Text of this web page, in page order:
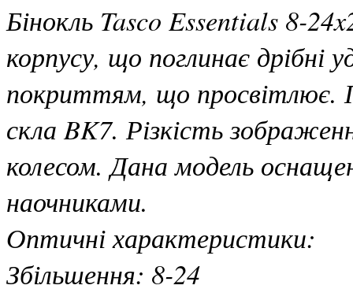
Бінокль Tasco Essentials 8-
корпусу, що поглинає дрібні
покриттям, що просвітлює.
скла BK7. Різкість
колесом. Дана модель
наочниками.
Оптичні характеристики:
Збільшення: 8-24